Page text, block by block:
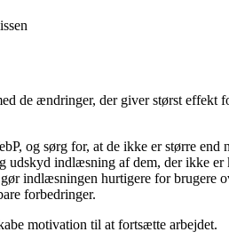
de ændringer, der giver størst
og sørg for, at de ikke er større end
udskyd indlæsning af dem, der ikke er
indlæsningen hurtigere for brugere
forbedringer.
motivation til at fortsætte arbejdet.